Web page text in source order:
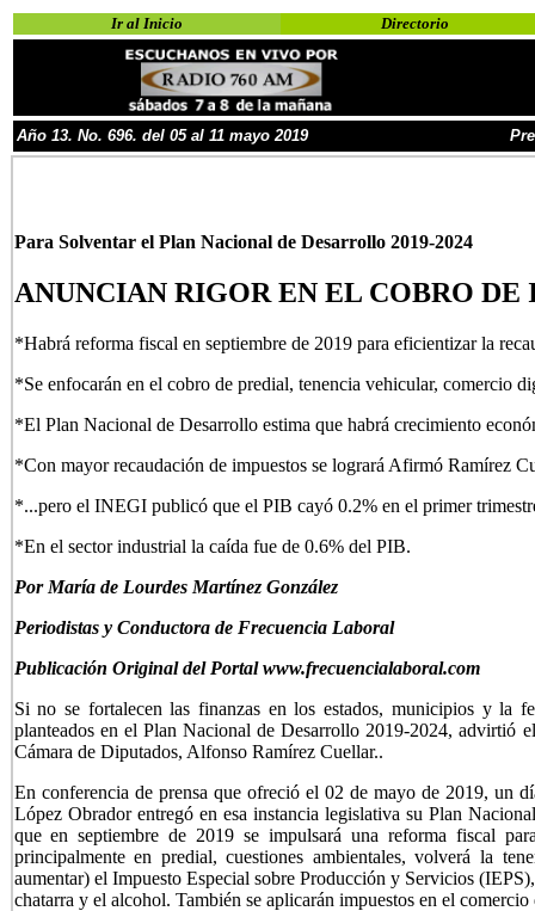
Ir al Inicio Directorio
Año 13. No. 696. del 05 al 11 mayo2019
Para Solventar el Plan Nacional de Desarrollo 2019-2024
ANUNCIAN RIGOR EN EL COBRO DE
*Habrá reforma fiscal en septiembre de 2019 para eficientizar la
*Se enfocarán en el cobro de predial, tenencia vehicular, comercio
*El Plan Nacional de Desarrollo estima que habrá crecimiento
*Con mayor recaudación de impuestos se logrará Afirmó Ramírez
*...pero el INEGI publicó que el PIB cayó 0.2% en el primer
*En el sector industrial la caída fue de 0.6% del PIB.
Por María de Lourdes Martínez González
Periodistas y Conductora de Frecuencia Laboral
Publicación Original del Portal www.frecuencialaboral.com
Si no se fortalecen las finanzas en los estados, municipios y la
planteados en el Plan Nacional de Desarrollo 2019-2024, advirtió
Cámara de Diputados, Alfonso Ramírez Cuellar..
En conferencia de prensa que ofreció el 02 de mayo de 2019, un
López Obrador entregó en esa instancia legislativa su Plan
que en septiembre de 2019 se impulsará una reforma fiscal
principalmente en predial, cuestiones ambientales, volverá la
aumentar) el Impuesto Especial sobre Producción y Servicios
chatarra y el alcohol. También se aplicarán impuestos en el